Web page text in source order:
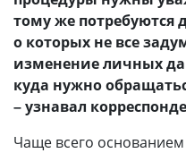
тому же потребуются
о которых не все
изменение личных
куда нужно
– узнавал
Чаще всего